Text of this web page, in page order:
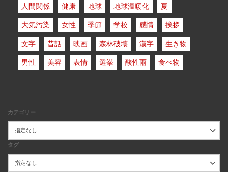
人間関係
健康 地球 地球温暖化
夏
大気汚染
女性 季節 学校 感情
挨拶
文字
昔話 映画 森林破壊 漢字
生き物
男性
美容 表情 選挙 酸性雨 食べ物
カテゴリー
タグ